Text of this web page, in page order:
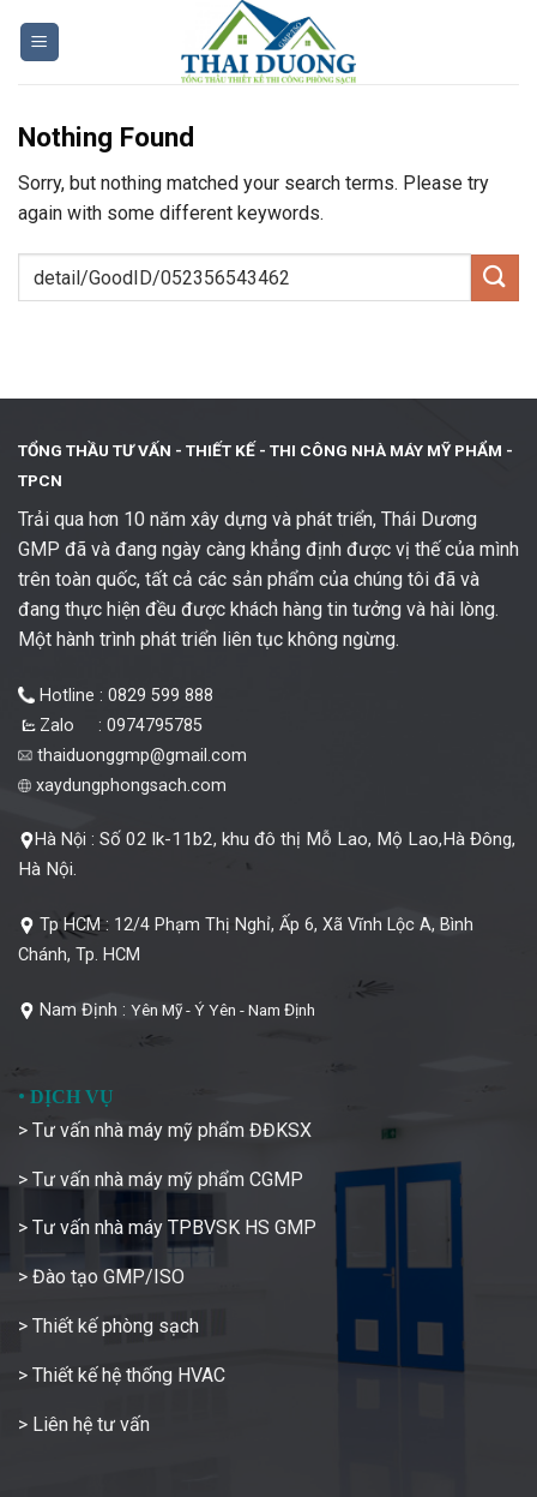
Nothing Found
Sorry, but nothing matched your search terms. Please try
again with some different keywords.
TỔNG THẦU TƯ VẤN - THIẾT KẾ - THI CÔNG NHÀ MÁY MỸ PHẨM -
TPCN
Trải qua hơn 10 năm xây dựng và phát triển, Thái Dương
GMP đã và đang ngày càng khẳng định được vị thế của mình
trên toàn quốc, tất cả các sản phẩm của chúng tôi đã và
đang thực hiện đều được khách hàng tin tưởng và hài lòng.
Một hành trình phát triển liên tục không ngừng.
Hotline : 0829 599 888
Zalo : 0974795785
thaiduonggmp@gmail.com
xaydungphongsach.com
Hà Nội : Số 02 lk-11b2, khu đô thị Mỗ Lao, Mộ Lao,Hà Đông,
Hà Nội.
Tp HCM : 12/4 Phạm Thị Nghỉ, Ấp 6, Xã Vĩnh Lộc A, Bình
Chánh, Tp. HCM
Nam Định : Yên Mỹ - Ý Yên - Nam Định
• DỊCH VỤ
> Tư vấn nhà máy mỹ phẩm ĐĐKSX
> Tư vấn nhà máy mỹ phẩm CGMP
> Tư vấn nhà máy TPBVSK HS GMP
> Đào tạo GMP/ISO
> Thiết kế phòng sạch
> Thiết kế hệ thống HVAC
> Liên hệ tư vấn